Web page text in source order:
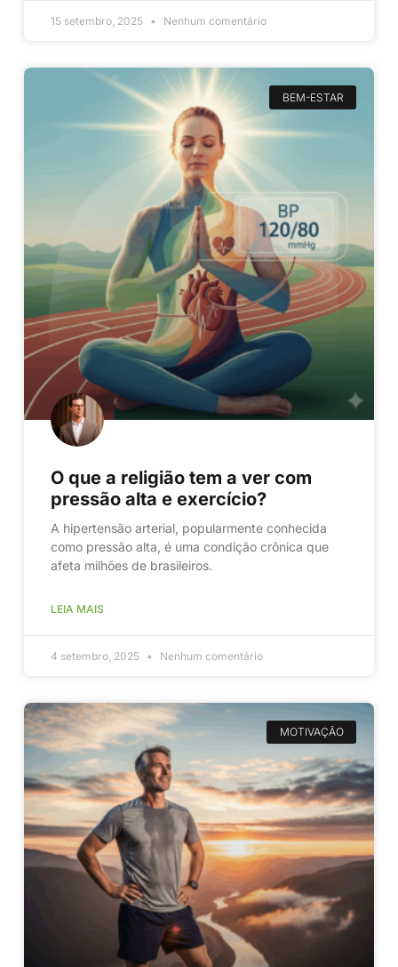
15 setembro, 2025 Nenhum comentário
BEM-ESTAR
O que a religião tem a ver com
pressão alta e exercício?
A hipertensão arterial, popularmente conhecida
como pressão alta, é uma condição crônica que
afeta milhões de brasileiros.
LEIA MAIS
4 setembro, 2025 Nenhum comentário
MOTIVAÇÃO